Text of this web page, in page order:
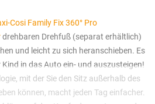
Cosi Family Fix 360° Pro
drehbaren Drehfuß (separat erhältlich)
und leicht zu sich heranschieben. Es
in das Auto ein- und auszusteigen!
mit der Sie den Sitz außerhalb des
können, macht jeden Tag einfacher.